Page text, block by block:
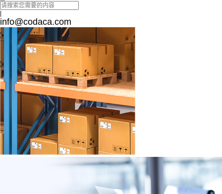
|
info@codaca.com